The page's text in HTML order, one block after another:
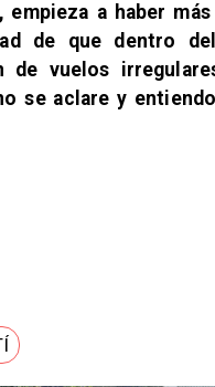
empieza a haber
de que dentro
de vuelos
se aclare y